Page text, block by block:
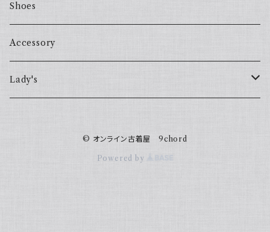
Shoes
Accessory
Lady's
© オンライン古着屋 9chord
Powered by